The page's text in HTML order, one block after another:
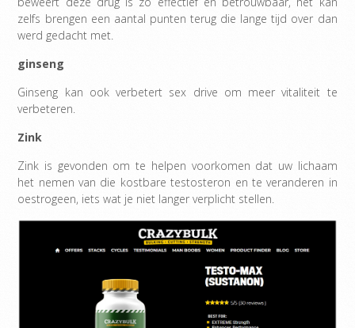
zelfs brengen een aantal punten terug die lange tijd over dan
werd gedacht met.
ginseng
Ginseng kan ook verbetert sex drive om meer vitaliteit te
verbeteren.
Zink
Zink is gevonden om te helpen voorkomen dat uw lichaam
het nemen van die kostbare testosteron en te veranderen in
oestrogeen, iets wat je niet langer verplicht stellen.